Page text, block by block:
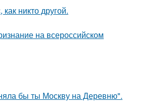
никто другой.
на всероссийском
бы ты Москву на Деревню".